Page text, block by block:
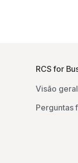
RCS for
Visão geral
Perguntas